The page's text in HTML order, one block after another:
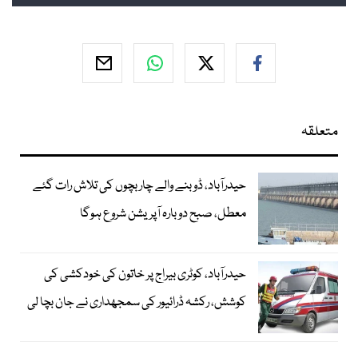
متعلقہ
حیدرآباد، ڈوبنے والے چار بچوں کی تلاش رات گئے
معطل، صبح دوبارہ آپریشن شروع ہوگا
حیدرآباد، کوٹری بیراج پر خاتون کی خودکشی کی
کوشش، رکشہ ڈرائیور کی سمجھداری نے جان بچا لی